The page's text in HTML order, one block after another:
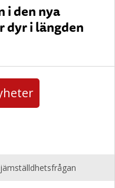
i den nya
dyr i längden